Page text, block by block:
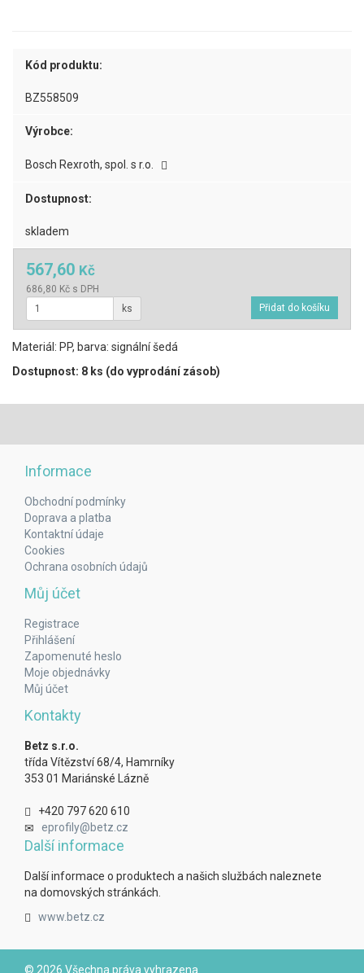
Kód produktu:
BZ558509
Výrobce:
Bosch Rexroth, spol. s r.o.
Dostupnost:
skladem
567,60 Kč
686,80 Kč s DPH
ks
Materiál: PP, barva: signální šedá
Dostupnost: 8 ks (do vyprodání zásob)
Informace
Obchodní podmínky
Doprava a platba
Kontaktní údaje
Cookies
Ochrana osobních údajů
Můj účet
Registrace
Přihlášení
Zapomenuté heslo
Moje objednávky
Můj účet
Kontakty
Betz s.r.o.
třída Vítězství 68/4, Hamrníky
353 01 Mariánské Lázně
+420 797 620 610
eprofily@betz.cz
Další informace
Další informace o produktech a našich službách naleznete
na domovských stránkách.
www.betz.cz
© 2026 Všechna práva vyhrazena